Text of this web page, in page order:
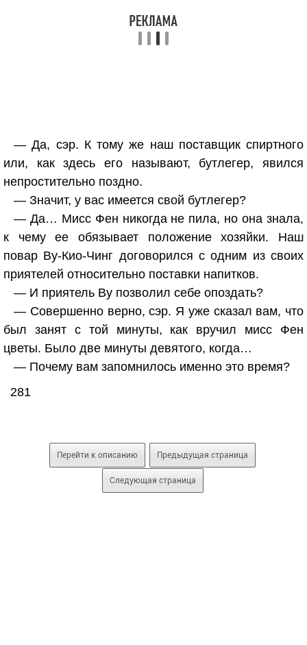
— Да, сэр. К тому же наш поставщик спиртного
или, как здесь его называют, бутлегер, явился
непростительно поздно.
— Значит, у вас имеется свой бутлегер?
— Да… Мисс Фен никогда не пила, но она знала,
к чему ее обязывает положение хозяйки. Наш
повар Ву-Кио-Чинг договорился с одним из своих
приятелей относительно поставки напитков.
— И приятель Ву позволил себе опоздать?
— Совершенно верно, сэр. Я уже сказал вам, что
был занят с той минуты, как вручил мисс Фен
цветы. Было две минуты девятого, когда…
— Почему вам запомнилось именно это время?
281
Перейти к описанию Предыдущая страница
Следующая страница